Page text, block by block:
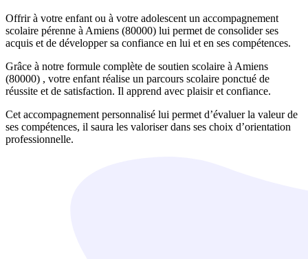
Offrir à votre enfant ou à votre adolescent un accompagnement
scolaire pérenne à Amiens (80000) lui permet de consolider ses
acquis et de développer sa confiance en lui et en ses compétences.
Grâce à notre formule complète de soutien scolaire à Amiens
(80000) , votre enfant réalise un parcours scolaire ponctué de
réussite et de satisfaction. Il apprend avec plaisir et confiance.
Cet accompagnement personnalisé lui permet d’évaluer la valeur de
ses compétences, il saura les valoriser dans ses choix d’orientation
professionnelle.